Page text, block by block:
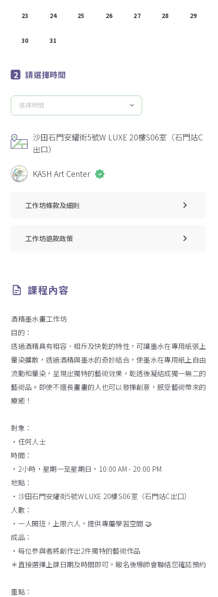
23 24 25 26 27 28 29
30 31
請選擇時間
選擇時間
請
時
沙田石門安耀街5號W LUXE 20樓S06室（石門站C
出口）
KASH Art Center
工作坊條款及細則
工作坊退款政策
課程內容
酒精墨水畫工作坊
目的：
透過酒精具有相容、相斥及快乾的特性，可讓墨水在專用紙張上
暈染擴散，透過酒精與墨水的奇妙結合，使墨水在專用紙上自由
流動和暈染，呈現出獨特的藝術效果，乾透後凝結成獨一無二的
藝術品。即使不擅長畫畫的人也可以發揮創意，感受藝術帶來的
療癒！
對象：
・任何人士
時間：
・2小時，星期一至星期日，10:00 AM - 20:00 PM
地點：
・沙田石門安耀街5號W LUXE 20樓S06室（石門站C出口）
人數：
・一人開班，上限六人，提供專屬學習空間 🤝
成品：
・每位參與者將創作出2件獨特的藝術作品
＊直接選擇上課日期及時間即可，報名後導師會聯絡您確認預約
重點：